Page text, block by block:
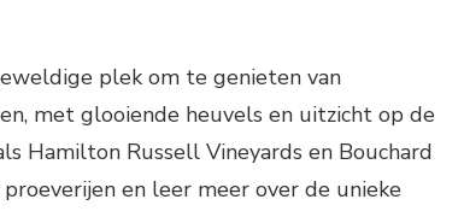
plek om te genieten van
met glooiende heuvels en uitzicht op de
Hamilton Russell Vineyards en Bouchard
en leer meer over de unieke